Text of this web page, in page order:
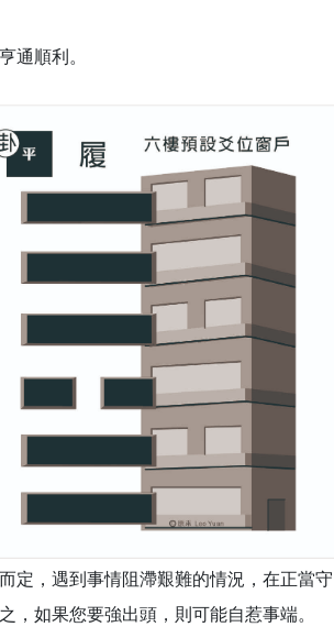
通順利。
定，遇到事情阻滯艱難的情況，在正當守
，如果您要強出頭，則可能自惹事端。